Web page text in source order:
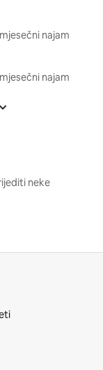
najam
najam
neke